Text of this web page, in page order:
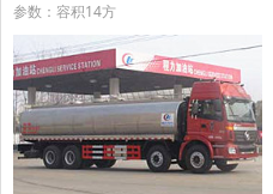
参数：容积14方